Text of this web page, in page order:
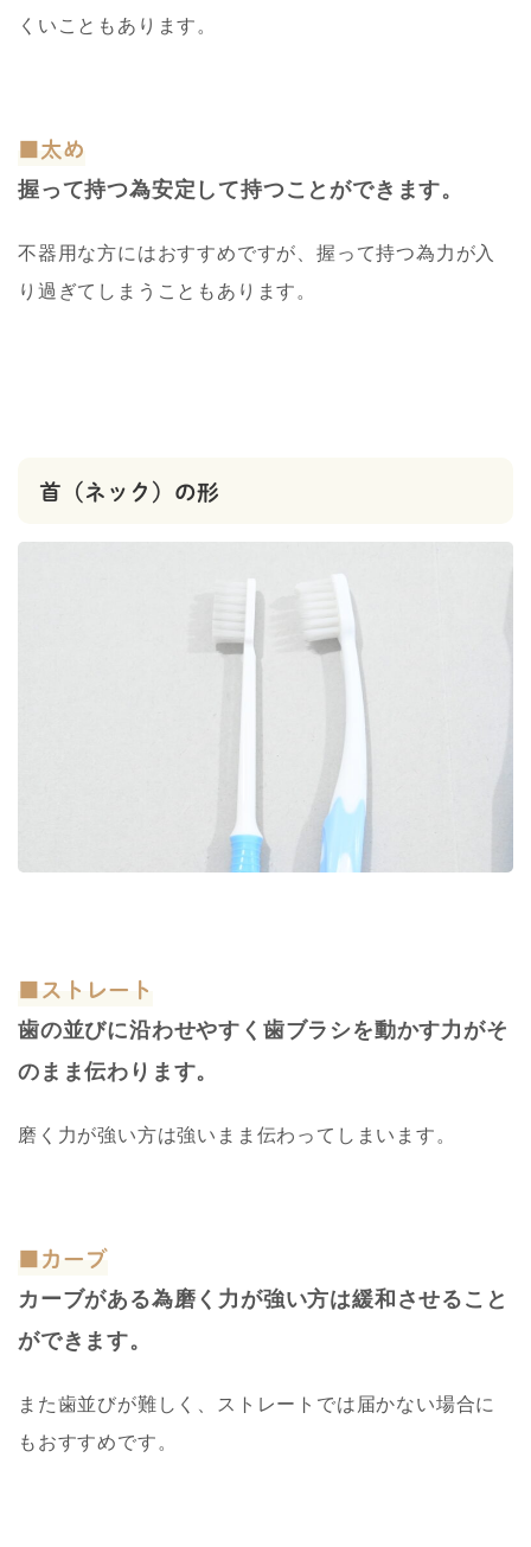
くいこともあります。
■太め
握って持つ為安定して持つことができます。
不器用な方にはおすすめですが、握って持つ為力が入
り過ぎてしまうこともあります。
首（ネック）の形
■ストレート
歯の並びに沿わせやすく歯ブラシを動かす力がそ
のまま伝わります。
磨く力が強い方は強いまま伝わってしまいます。
■カーブ
カーブがある為磨く力が強い方は緩和させること
ができます。
また歯並びが難しく、ストレートでは届かない場合に
もおすすめです。